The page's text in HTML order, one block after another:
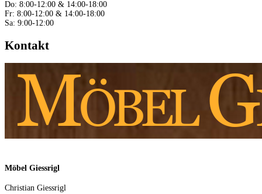
Do: 8:00-12:00 & 14:00-18:00
Fr: 8:00-12:00 & 14:00-18:00
Sa: 9:00-12:00
Kontakt
Möbel Giessrigl
Christian Giessrigl